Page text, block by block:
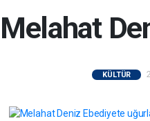
Melahat
KÜLTÜR